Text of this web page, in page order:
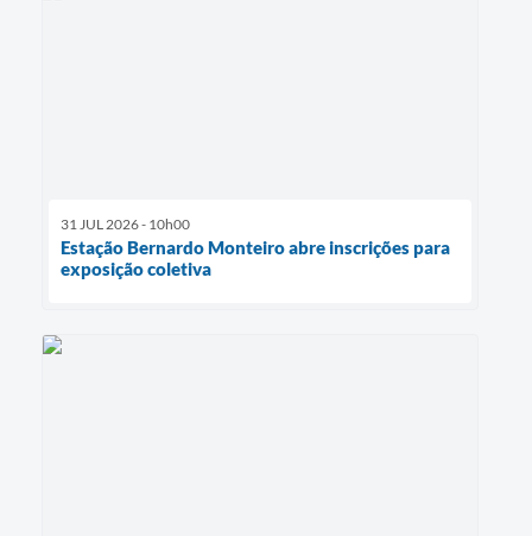
31 JUL 2026 - 10h00
Estação Bernardo Monteiro abre inscrições para
exposição coletiva